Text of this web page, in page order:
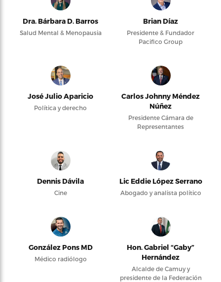
Dra. Bárbara D. Barros
Salud Mental & Menopausia
Brian Díaz
Presidente & Fundador
Pacifico Group
José Julio Aparicio
Política y derecho
Carlos Johnny Méndez
Núñez
Presidente Cámara de
Representantes
Dennis Dávila
Cine
Lic Eddie López Serrano
Abogado y analista político
González Pons MD
Médico radiólogo
Hon. Gabriel “Gaby”
Hernández
Alcalde de Camuy y
presidente de la Federación